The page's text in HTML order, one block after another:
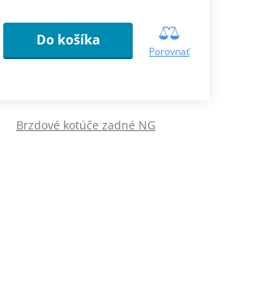
Do košíka
Porovnať
Brzdové kotúče zadné NG